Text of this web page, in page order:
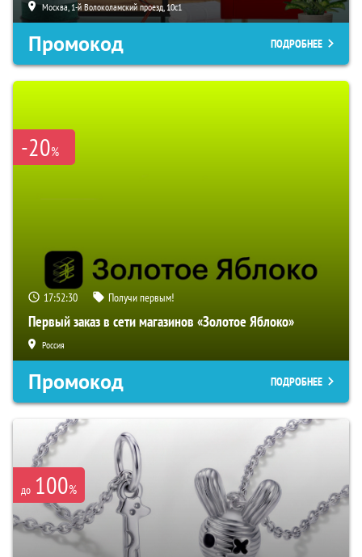
Москва, 1-й Волоколамский проезд, 10с1
Промокод ПОДРОБНЕЕ
-20%
17:52:29 Получи первым!
Первый заказ в сети магазинов «Золотое Яблоко»
Россия
Промокод ПОДРОБНЕЕ
до 100%